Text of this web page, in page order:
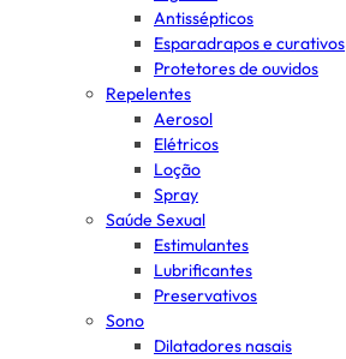
Antissépticos
Esparadrapos e curativos
Protetores de ouvidos
Repelentes
Aerosol
Elétricos
Loção
Spray
Saúde Sexual
Estimulantes
Lubrificantes
Preservativos
Sono
Dilatadores nasais